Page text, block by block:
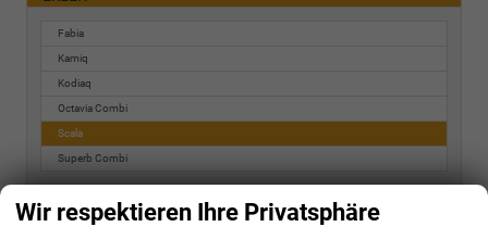
Fabia
Kamiq
Kodiaq
Octavia Combi
Scala
Superb Combi
Toyota
Wir respektieren Ihre Privatsphäre